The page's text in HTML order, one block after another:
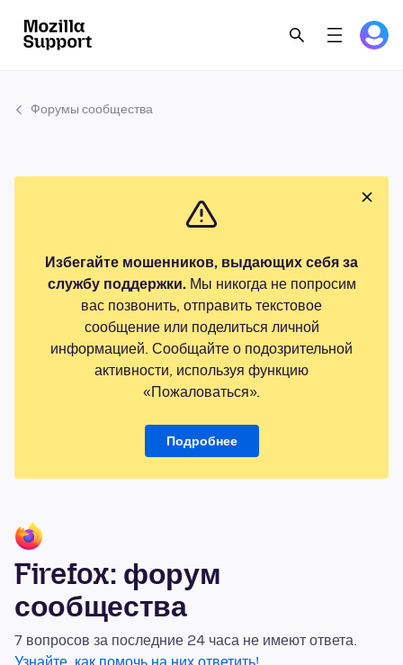
Форумы сообщества
Избегайте мошенников, выдающих себя за
службу поддержки.Мы никогда не попросим
вас позвонить, отправить текстовое
сообщение или поделиться личной
информацией. Сообщайте о подозрительной
активности, используя функцию
«Пожаловаться».
Подробнее
Firefox: форум
сообщества
7 вопросов за последние 24 часа не имеют ответа.